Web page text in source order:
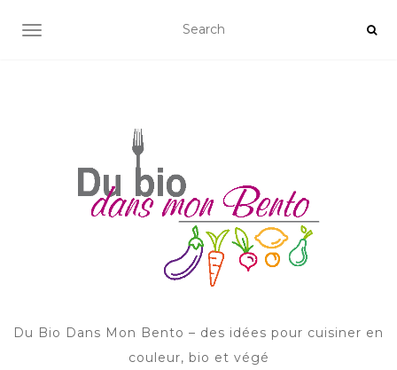
AFFICHER/MASQUER LA NAVIGATION
Du Bio Dans Mon Bento – des idées pour cuisiner en
couleur, bio et végé